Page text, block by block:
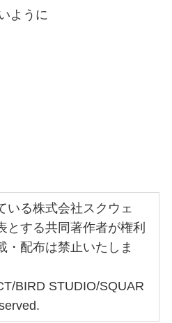
ように
いる株式会社スクウェ
とする共同著作者が権利
・配布は禁止いたしま
BIRD STUDIO/SQUAR